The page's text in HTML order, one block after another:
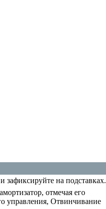
зафиксируйте на подставках.
отмечая его
управления, Отвинчивание